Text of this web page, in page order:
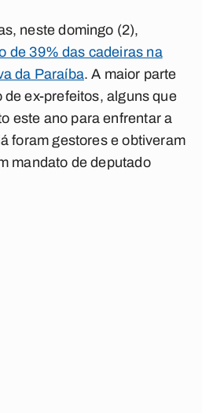
neste domingo (2),
de 39% das cadeiras na
da Paraíba. A maior parte
ex-prefeitos, alguns que
este ano para enfrentar a
foram gestores e obtiveram
mandato de deputado